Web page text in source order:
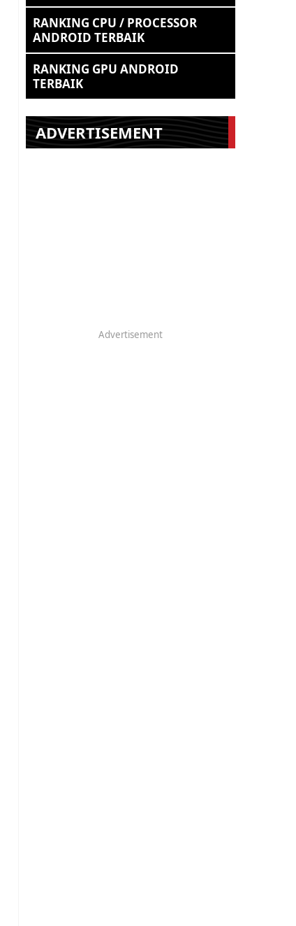
RANKING CPU / PROCESSOR
ANDROID TERBAIK
RANKING GPU ANDROID
TERBAIK
ADVERTISEMENT
Advertisement